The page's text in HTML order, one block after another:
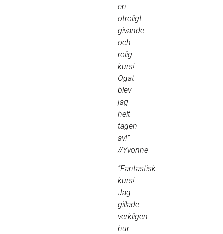
en
otroligt
givande
och
rolig
kurs!
Ögat
blev
jag
helt
tagen
av!”
//Yvonne
”Fantastisk
kurs!
Jag
gillade
verkligen
hur